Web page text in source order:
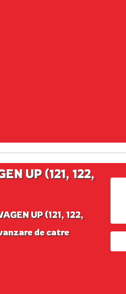
UP (121, 122,
UP (121, 122,
de catre